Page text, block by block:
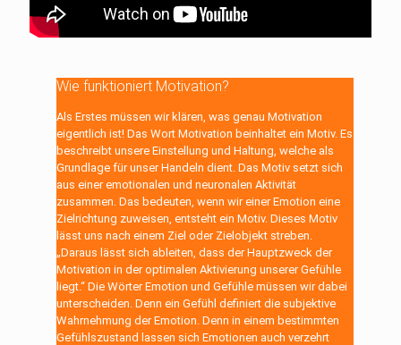
Wie funktioniert Motivation?
Als Erstes müssen wir klären, was genau Motivation
eigentlich ist! Das Wort Motivation beinhaltet ein Motiv. Es
beschreibt unsere Einstellung und Haltung, welche als
Grundlage für unser Handeln dient. Das Motiv setzt sich
aus einer emotionalen und neuronalen Aktivität
zusammen. Das bedeuten, wenn wir einer Emotion eine
Zielrichtung zuweisen, entsteht ein Motiv. Dieses Motiv
lässt uns nach einem Ziel oder Zielobjekt streben.
„Daraus lässt sich ableiten, dass der Hauptzweck der
Motivation in der optimalen Aktivierung unserer Gefühle
liegt.“ Die Wörter Emotion und Gefühle müssen wir dabei
unterscheiden. Denn ein Gefühl definiert die subjektive
Wahrnehmung der Emotion. Denn in einem bestimmten
Gefühlszustand lassen sich Emotionen auch verzehrt